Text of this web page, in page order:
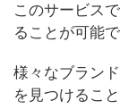
このサービス
ることが可能で
様々なブラン
を見つけるこ